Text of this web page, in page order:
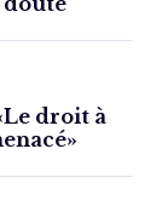
droit à